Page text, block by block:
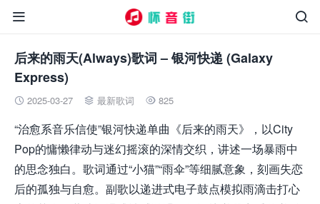


后来的雨天(Always)歌词 – 银河快递 (Galaxy
Express)
 2025-03-27  最新歌词  825
“治愈系音乐信使”银河快递单曲《后来的雨天》，以City
Pop的慵懒律动与迷幻摇滚的深情交织，讲述一场暴雨中
的思念独白。歌词通过“小猫”“雨伞”等细腻意象，刻画失恋
后的孤独与自愈。副歌以递进式电子鼓点模拟雨滴击打心